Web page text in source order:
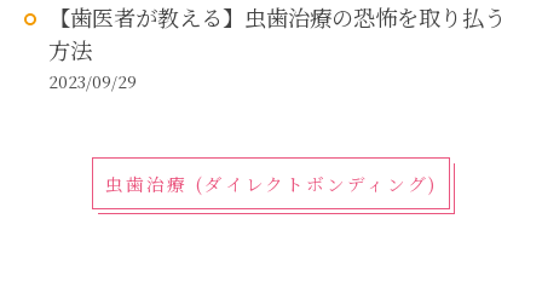
【歯医者が教える】虫歯治療の恐怖を取り払う
方法
2023/09/29
虫歯治療 (ダイレクトボンディング)